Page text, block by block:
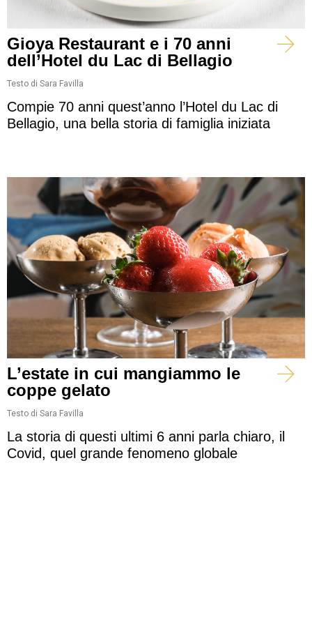
Gioya Restaurant e i 70 anni
dell’Hotel du Lac di Bellagio
Testo di Sara Favilla
Compie 70 anni quest’anno l’Hotel du Lac di
Bellagio, una bella storia di famiglia iniziata
L’estate in cui mangiammo le
coppe gelato
Testo di Sara Favilla
La storia di questi ultimi 6 anni parla chiaro, il
Covid, quel grande fenomeno globale